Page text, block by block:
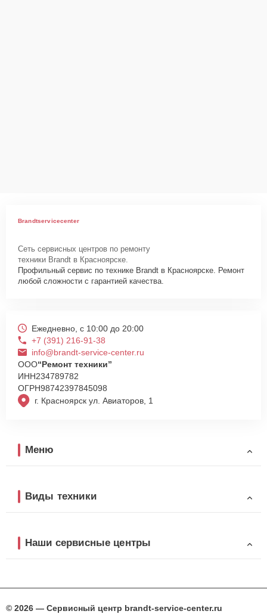
Brandtservicecenter
Сеть сервисных центров по ремонту
техники Brandt в Красноярске.
Профильный сервис по технике Brandt в Красноярске. Ремонт
любой сложности с гарантией качества.
г. Красноярск ул. Авиаторов, 1
Ежедневно, с 10:00 до 20:00
+7 (391) 216-91-38
info@brandt-service-center.ru
ООО“Ремонт техники”
ИНН234789782
ОГРН98742397845098
Меню
Виды техники
Наши сервисные центры
© 2026 — Сервисный центр brandt-service-center.ru